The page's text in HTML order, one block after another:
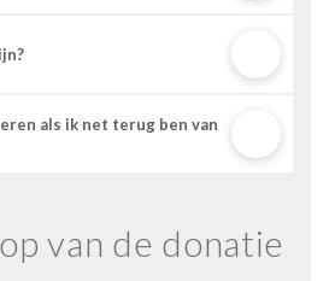
als ik net terug ben van
van de donatie